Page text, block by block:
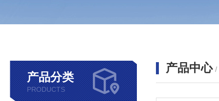
产品分类
PRODUCTS
产品中心 /